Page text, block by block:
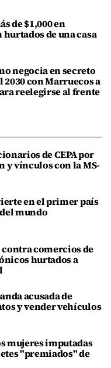
de $1,000 en
de una casa
negocia en secreto
con Marruecos a
reelegirse al frente
de CEPA por
y vínculos con la MS-
en el primer país
mundo
comercios de
hurtados a
acusada de
y vender vehículos
mujeres imputadas
"premiados" de